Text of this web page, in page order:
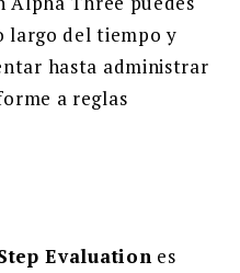
largo del tiempo y
hasta administrar
a reglas
Evaluation es